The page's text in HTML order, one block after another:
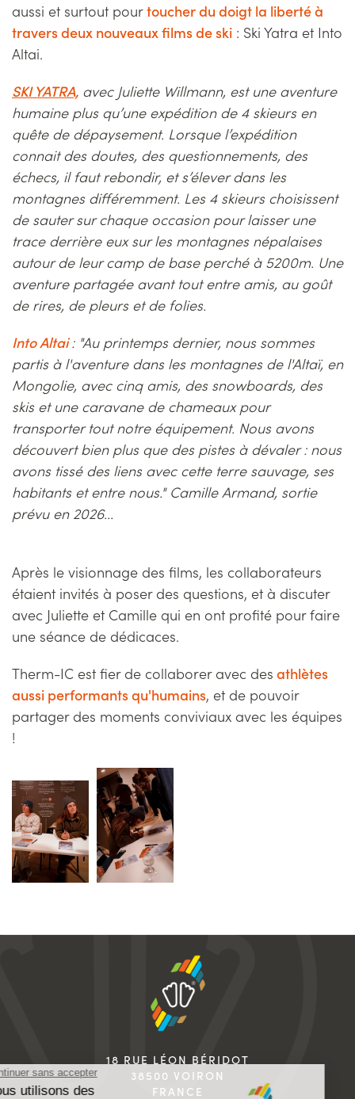
aussi et surtout pourtoucher du doigt la liberté à
travers deux nouveaux films de ski : Ski Yatra et Into
Altai.
SKI YATRA, avec Juliette Willmann, est une aventure
humaine plus qu’une expédition de 4 skieurs en
quête de dépaysement. Lorsque l’expédition
connait des doutes, des questionnements, des
échecs, il faut rebondir, et s’élever dans les
montagnes différemment. Les 4 skieurs choisissent
de sauter sur chaque occasion pour laisser une
trace derrière eux sur les montagnes népalaises
autour de leur camp de base perché à 5200m. Une
aventure partagée avant tout entre amis, au goût
de rires, de pleurs et de folies.
Into Altai: "Au printemps dernier, nous sommes
partis à l'aventure dans les montagnes de l'Altaï, en
Mongolie, avec cinq amis, des snowboards, des
skis et une caravane de chameaux pour
transporter tout notre équipement. Nous avons
découvert bien plus que des pistes à dévaler : nous
avons tissé des liens avec cette terre sauvage, ses
habitants et entre nous." Camille Armand, sortie
prévu en 2026...
Après le visionnage des films, les collaborateurs
étaient invités à poser des questions, et à discuter
avec Juliette et Camille qui en ont profité pour faire
une séance de dédicaces.
Therm-IC est fier de collaborer avec des athlètes
aussi performants qu'humains, et de pouvoir
partager des moments conviviaux avec les équipes
!
18 RUE LÉON BÉRIDOT
38500 VOIRON
FRANCE